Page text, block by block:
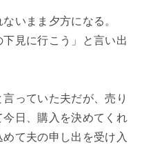
いまま夕方になる。
見に行こう」と言い出
っていた夫だが、売り
日、購入を決めてくれ
て夫の申し出を受け入